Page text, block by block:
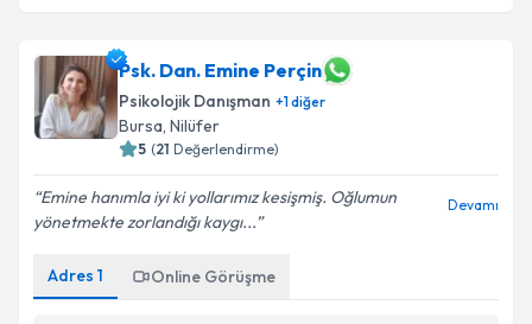
Psk. Dan. Emine Perçin
Psikolojik Danışman +1diğer
Bursa, Nilüfer
5 (21 Değerlendirme)
Emine hanımla iyi ki yollarımız kesişmiş. Oğlumun
yönetmekte zorlandığı kaygı...
Devamı
Adres 1 Online Görüşme